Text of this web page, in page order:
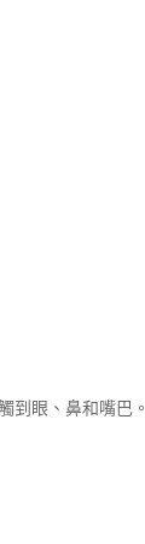
到眼、鼻和嘴巴。